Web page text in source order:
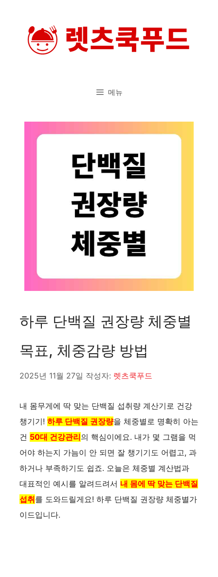
메뉴
하루 단백질 권장량 체중별
목표, 체중감량 방법
2025년 11월 27일 작성자: 렛츠쿡푸드
내 몸무게에 딱 맞는 단백질 섭취량 계산기로 건강
챙기기! 하루 단백질 권장량을 체중별로 명확히 아는
건 50대 건강관리의 핵심이에요. 내가 몇 그램을 먹
어야 하는지 가늠이 안 되면 잘 챙기기도 어렵고, 과
하거나 부족하기도 쉽죠. 오늘은 체중별 계산법과
대표적인 예시를 알려드려서 내 몸에 딱 맞는 단백질
섭취를 도와드릴게요! 하루 단백질 권장량 체중별가
이드입니다.